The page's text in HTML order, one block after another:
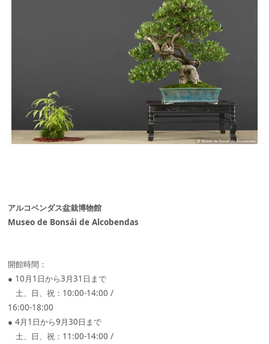
アルコベンダス盆栽博物館
Museo de Bonsái de Alcobendas
開館時間：
● 10月1日から3月31日まで
土、日、祝：10:00-14:00 /
16:00-18:00
● 4月1日から9月30日まで
土、日、祝：11:00-14:00 /